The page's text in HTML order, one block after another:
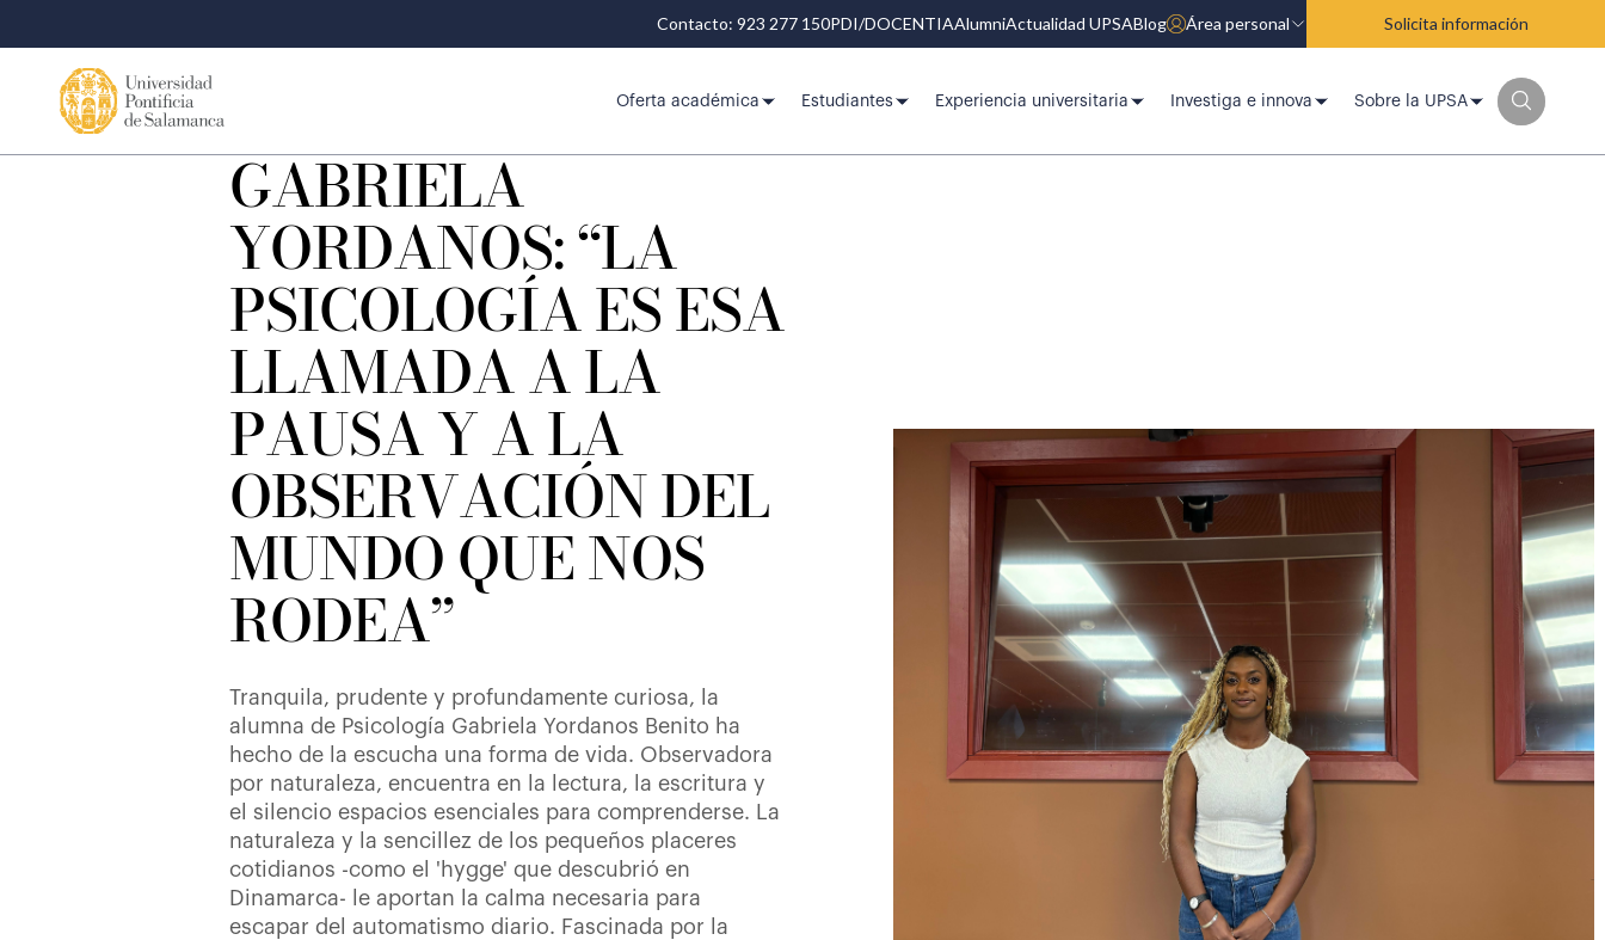
Contacto: 923 277 150PDI/DOCENTIAAlumniActualidad UPSABlog Área personal Solicita información
Oferta académica Estudiantes Experiencia universitaria Investiga e innova Sobre la UPSA
GABRIELA
YORDANOS: “LA
PSICOLOGÍA ES ESA
LLAMADA A LA
PAUSA Y A LA
OBSERVACIÓN DEL
MUNDO QUE NOS
RODEA”
Tranquila, prudente y profundamente curiosa, la
alumna de Psicología Gabriela Yordanos Benito ha
hecho de la escucha una forma de vida. Observadora
por naturaleza, encuentra en la lectura, la escritura y
el silencio espacios esenciales para comprenderse. La
naturaleza y la sencillez de los pequeños placeres
cotidianos -como el 'hygge' que descubrió en
Dinamarca- le aportan la calma necesaria para
escapar del automatismo diario. Fascinada por la